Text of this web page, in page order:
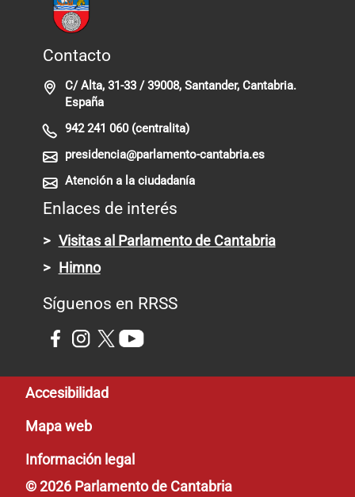
Contacto
C/ Alta, 31-33 / 39008, Santander, Cantabria.
España
942 241 060 (centralita)
presidencia@parlamento-cantabria.es
Atención a la ciudadanía
Enlaces de interés
Visitas al Parlamento de Cantabria
Himno
Síguenos en RRSS
Pie de página
Accesibilidad
Mapa web
Información legal
© 2026 Parlamento de Cantabria